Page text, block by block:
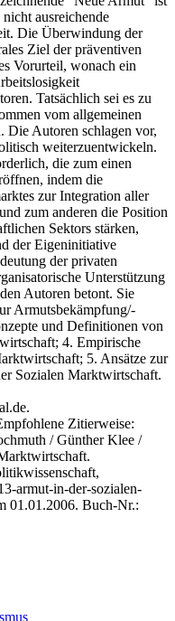
ausreichende
Die Überwindung der
Ziel der präventiven
Vorurteil, wonach ein
Tatsächlich sei es zu
vom allgemeinen
Die Autoren schlagen vor,
weiterzuentwickeln.
die zum einen
indem die
zur Integration aller
zum anderen die Position
Sektors stärken,
der Eigeninitiative
der privaten
Unterstützung
Autoren betont. Sie
Armutsbekämpfung/-
und Definitionen von
4. Empirische
5. Ansätze zur
Sozialen Marktwirtschaft.
Zitierweise:
/ Günther Klee /
armut-in-der-sozialen-
01.01.2006. Buch-Nr.: